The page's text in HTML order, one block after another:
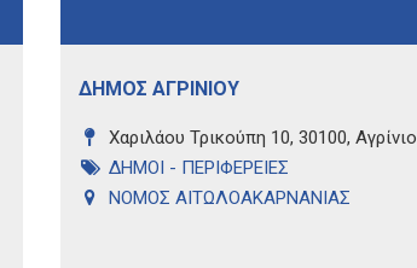
ΔΗΜΟΣ ΑΓΡΙΝΙΟΥ
Χαριλάου Τρικούπη 10, 30100, Αγρίνιο
ΔΗΜΟΙ - ΠΕΡΙΦΕΡΕΙΕΣ
ΝΟΜΟΣ ΑΙΤΩΛΟΑΚΑΡΝΑΝΙΑΣ